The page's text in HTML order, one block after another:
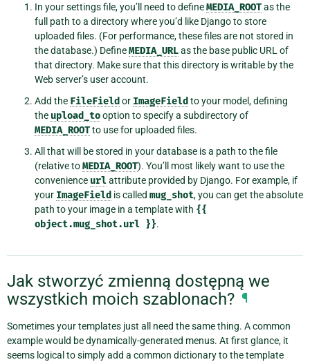
In your settings file, you’ll need to defineMEDIA_ROOTas the
full path to a directory where you’d like Django to store
uploaded files. (For performance, these files are not stored in
the database.) DefineMEDIA_URLas the base public URL of
that directory. Make sure that this directory is writable by the
Web server’s user account.
Add the FileField or ImageField to your model, defining
the upload_tooption to specify a subdirectory of
MEDIA_ROOTto use for uploaded files.
All that will be stored in your database is a path to the file
(relative toMEDIA_ROOT). You’ll most likely want to use the
convenience urlattribute provided by Django. For example, if
your ImageField is called mug_shot, you can get the absolute
path to your image in a template with {{
object.mug_shot.url }}.
Jak stworzyć zmienną dostępną we
wszystkich moich szablonach? ¶
Sometimes your templates just all need the same thing. A common
example would be dynamically-generated menus. At first glance, it
seems logical to simply add a common dictionary to the template